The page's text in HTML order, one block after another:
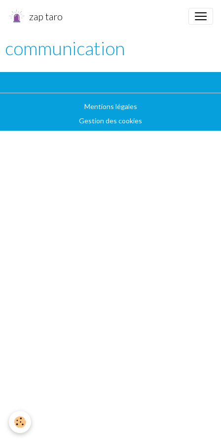
zap taro
communication
Mentions légales
Gestion des cookies